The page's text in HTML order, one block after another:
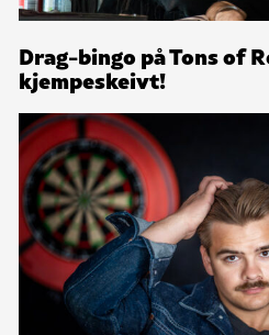
Drag-bingo på Tons of
kjempeskeivt!